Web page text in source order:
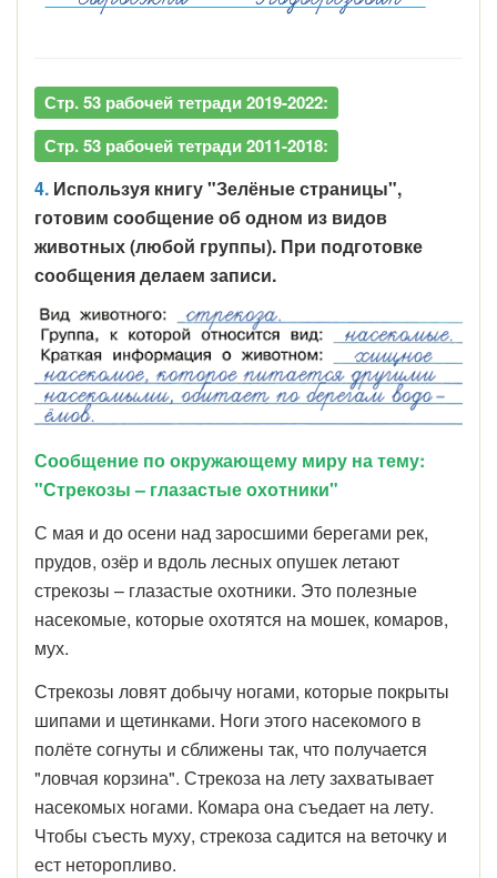
Стр. 53 рабочей тетради 2019-2022:
Стр. 53 рабочей тетради 2011-2018:
4. Используя книгу "Зелёные страницы",
готовим сообщение об одном из видов
животных (любой группы). При подготовке
сообщения делаем записи.
Сообщение по окружающему миру на тему:
"Стрекозы – глазастые охотники"
С мая и до осени над заросшими берегами рек,
прудов, озёр и вдоль лесных опушек летают
стрекозы – глазастые охотники. Это полезные
насекомые, которые охотятся на мошек, комаров,
мух.
Стрекозы ловят добычу ногами, которые покрыты
шипами и щетинками. Ноги этого насекомого в
полёте согнуты и сближены так, что получается
"ловчая корзина". Стрекоза на лету захватывает
насекомых ногами. Комара она съедает на лету.
Чтобы съесть муху, стрекоза садится на веточку и
ест неторопливо.